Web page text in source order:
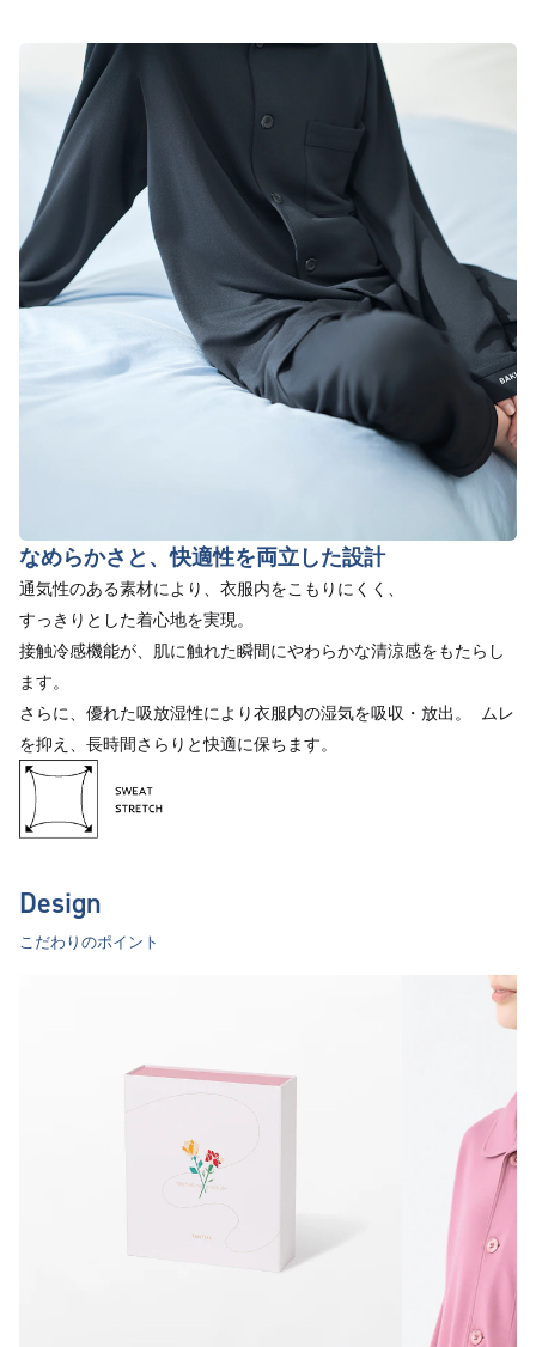
なめらかさと、快適性を両立した設計
通気性のある素材により、衣服内をこもりにくく、
すっきりとした着心地を実現。
接触冷感機能が、肌に触れた瞬間にやわらかな清涼感をもたらし
ます。
さらに、優れた吸放湿性により衣服内の湿気を吸収・放出。 ムレ
を抑え、長時間さらりと快適に保ちます。
Design
こだわりのポイント